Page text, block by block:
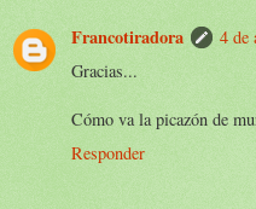
Francotiradora
4 de
Gracias...
Cómo va la picazón de
Responder